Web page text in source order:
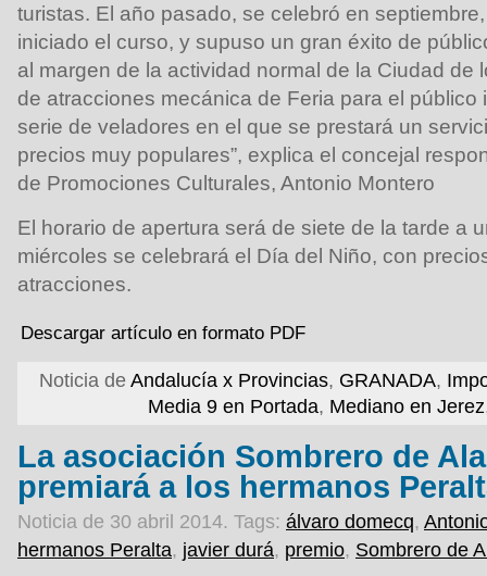
turistas. El año pasado, se celebró en
iniciado el curso, y supuso un gran éxito de
al margen de la actividad normal de la Ciudad de
de atracciones mecánica de Feria para el público
serie de veladores en el que se prestará un
precios muy populares”, explica el concejal
de Promociones Culturales, Antonio Montero
El horario de apertura será de siete de la tarde a
miércoles se celebrará el Día del Niño, con
atracciones.
Descargar artículo en formato PDF
Noticia de Andalucía x Provincias, GRANADA,
Media 9 en Portada, Mediano en Jerez
La asociación Sombrero de
premiará a los hermanos
Noticia de 30 abril 2014. Tags: álvaro domecq,
hermanos Peralta, javier durá, premio, Sombrero de